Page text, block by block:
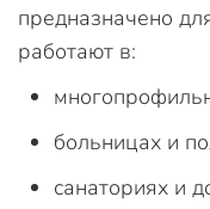
предназначено
работают в:
больницах и
санаториях и